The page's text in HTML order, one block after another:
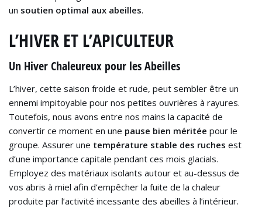
un soutien optimal aux abeilles.
L’HIVER ET L’APICULTEUR
Un Hiver Chaleureux pour les Abeilles
L’hiver, cette saison froide et rude, peut sembler être un
ennemi impitoyable pour nos petites ouvrières à rayures.
Toutefois, nous avons entre nos mains la capacité de
convertir ce moment en une pause bien méritée pour le
groupe. Assurer une température stable des ruches est
d’une importance capitale pendant ces mois glacials.
Employez des matériaux isolants autour et au-dessus de
vos abris à miel afin d’empêcher la fuite de la chaleur
produite par l’activité incessante des abeilles à l’intérieur.